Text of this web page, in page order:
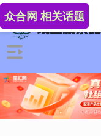
众合网 相关话题